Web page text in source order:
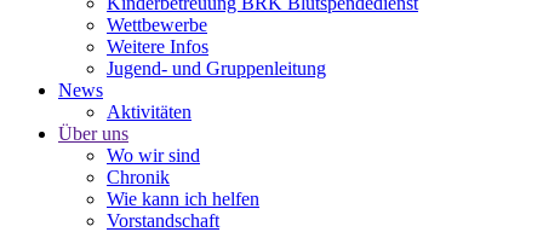
Wettbewerbe
Weitere Infos
Jugend- und Gruppenleitung
News
Aktivitäten
Über uns
Wo wir sind
Chronik
Wie kann ich helfen
Vorstandschaft